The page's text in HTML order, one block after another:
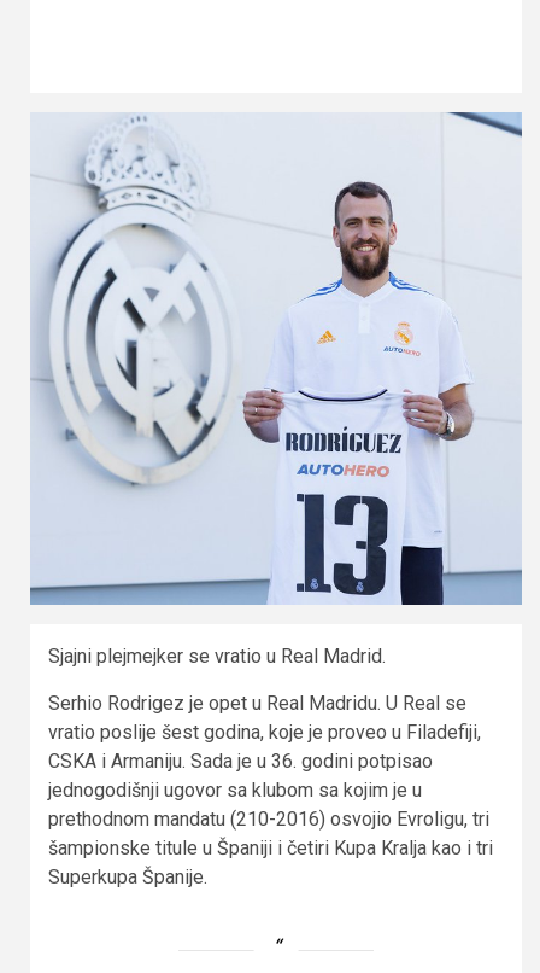
Sjajni plejmejker se vratio u Real Madrid.
Serhio Rodrigez je opet u Real Madridu. U Real se
vratio poslije šest godina, koje je proveo u Filadefiji,
CSKA i Armaniju. Sada je u 36. godini potpisao
jednogodišnji ugovor sa klubom sa kojim je u
prethodnom mandatu (210-2016) osvojio Evroligu, tri
šampionske titule u Španiji i četiri Kupa Kralja kao i tri
Superkupa Španije.